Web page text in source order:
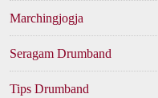
Marchingjogja
Seragam Drumband
Tips Drumband